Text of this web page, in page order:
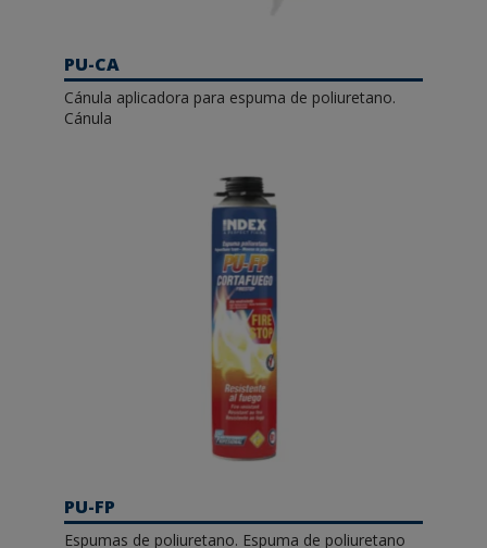
PU-CA
Cánula aplicadora para espuma de poliuretano.
Cánula
PU-FP
Espumas de poliuretano. Espuma de poliuretano